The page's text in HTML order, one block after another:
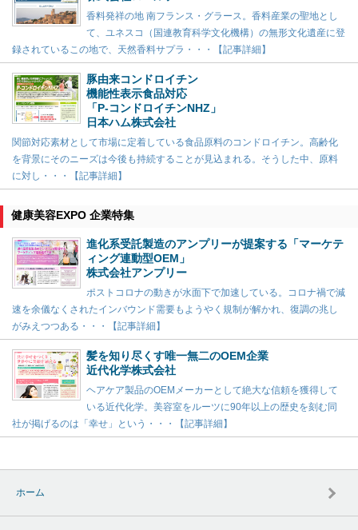
香料発祥の地 南フランス・グラース。香料産業の聖地とし
て、ユネスコ（国連教育科学文化機構）の無形文化遺産に登
録されているこの地で、天然香料サプラ・・・【記事詳細】
豚由来コンドロイチン
機能性表示食品対応
「P-コンドロイチンNHZ」
日本ハム株式会社
関節対応素材として市場に定着している食品原料のコンドロイチン。高齢化
を背景にそのニーズは今後も持続することが見込まれる。そうした中、原料
に対し・・・【記事詳細】
健康美容EXPO 企業特集
進化系受託製造のアンプリーが提案する「マーケテ
ィング連動型OEM」
株式会社アンプリー
ポストコロナの動きが水面下で加速している。コロナ禍で減
速を余儀なくされたインバウンド需要もようやく規制が解かれ、復調の兆し
がみえつつある・・・【記事詳細】
髪を知り尽くす唯一無二のOEM企業
近代化学株式会社
ヘアケア製品のOEMメーカーとして絶大な信頼を獲得して
いる近代化学。美容室をルーツに90年以上の歴史を刻む同
社が掲げるのは「幸せ」という・・・【記事詳細】
ホーム